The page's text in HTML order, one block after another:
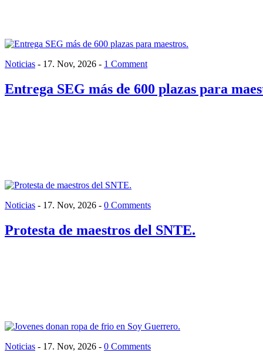
Noticias - 17. Nov, 2026 - 1 Comment
Entrega SEG más de 600 plazas para
Noticias - 17. Nov, 2026 - 0 Comments
Protesta de maestros del SNTE.
Noticias - 17. Nov, 2026 - 0 Comments